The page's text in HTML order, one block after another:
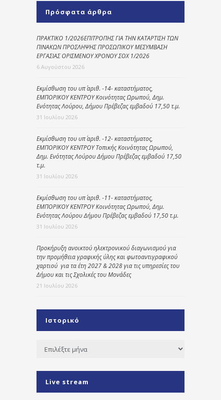
Πρόσφατα άρθρα
ΠΡΑΚΤΙΚΟ 1/2026ΕΠΙΤΡΟΠΗΣ ΓΙΑ ΤΗΝ ΚΑΤΑΡΤΙΣΗ ΤΩΝ
ΠΙΝΑΚΩΝ ΠΡΟΣΛΗΨΗΣ ΠΡΟΣΩΠΙΚΟΥ ΜΕΣΥΜΒΑΣΗ
ΕΡΓΑΣΙΑΣ ΟΡΙΣΜΕΝΟΥ ΧΡΟΝΟΥ ΣΟΧ 1/2026
6 Αυγούστου 2026
Εκμίσθωση του υπ΄ αριθ. -14- καταστήματος,
ΕΜΠΟΡΙΚΟΥ ΚΕΝΤΡΟΥ Κοινότητας Ωρωπού, Δημ.
Ενότητας Λούρου, Δήμου Πρέβεζας εμβαδού 17,50 τ.μ.
31 Ιουλίου 2026
Εκμίσθωση του υπ΄ αριθ. -12- καταστήματος,
ΕΜΠΟΡΙΚΟΥ ΚΕΝΤΡΟΥ Τοπικής Κοινότητας Ωρωπού,
Δημ. Ενότητας Λούρου Δήμου Πρέβεζας εμβαδού 17,50
τ.μ.
31 Ιουλίου 2026
Εκμίσθωση του υπ΄ αριθ. -11- καταστήματος,
ΕΜΠΟΡΙΚΟΥ ΚΕΝΤΡΟΥ Κοινότητας Ωρωπού, Δημ.
Ενότητας Λούρου Δήμου Πρέβεζας εμβαδού 17,50 τ.μ.
31 Ιουλίου 2026
Προκήρυξη ανοικτού ηλεκτρονικού διαγωνισμού για
την προμήθεια γραφικής ύλης και φωτοαντιγραφικού
χαρτιού για τα έτη 2027 & 2028 για τις υπηρεσίες του
Δήμου και τις Σχολικές του Μονάδες
21 Ιουλίου 2026
Ιστορικό
Ιστορικό
Live stream